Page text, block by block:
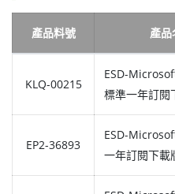
產品料號 產
KLQ-00215
ESD-
標準一年訂閱
EP2-36893
ESD-
一年訂閱下載